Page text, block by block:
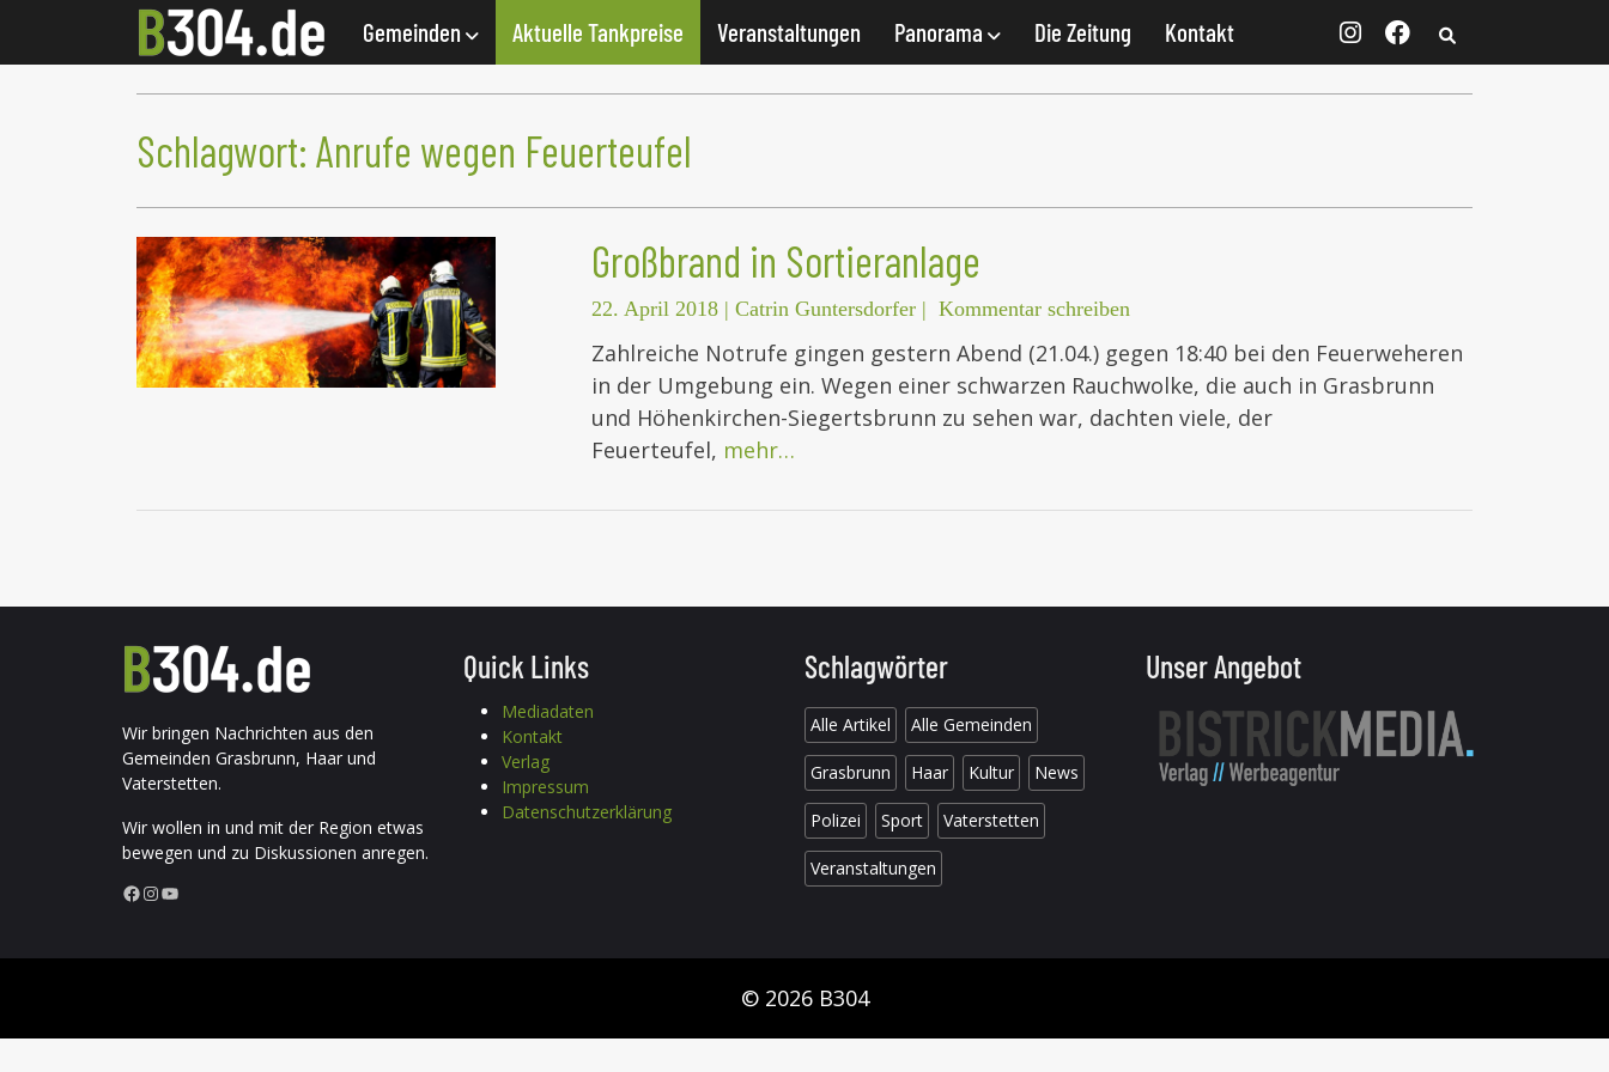
Gemeinden Aktuelle Tankpreise Veranstaltungen Panorama Die Zeitung Kontakt
Schlagwort: Anrufe wegen Feuerteufel
Großbrand in Sortieranlage
22. April 2018 | Catrin Guntersdorfer | Kommentar schreiben
Zahlreiche Notrufe gingen gestern Abend (21.04.) gegen 18:40 bei den Feuerweheren
in der Umgebung ein. Wegen einer schwarzen Rauchwolke, die auch in Grasbrunn
und Höhenkirchen-Siegertsbrunn zu sehen war, dachten viele, der
Feuerteufel, mehr…
Wir bringen Nachrichten aus den
Gemeinden Grasbrunn, Haar und
Vaterstetten.
Wir wollen in und mit der Region etwas
bewegen und zu Diskussionen anregen.
Facebook InstagramYouTube
Quick Links
Mediadaten
Kontakt
Verlag
Impressum
Datenschutzerklärung
Schlagwörter
Alle Artikel Alle Gemeinden
Grasbrunn Haar Kultur News
Polizei Sport Vaterstetten
Veranstaltungen
Unser Angebot
© 2026 B304